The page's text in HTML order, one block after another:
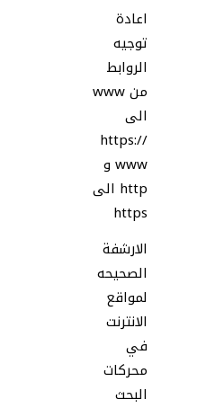
اعادة
توجيه
الروابط
من www
الى
https://
www و
http الى
https
الارشفة
الصحيحه
لمواقع
الانترنت
في
محركات
البحث